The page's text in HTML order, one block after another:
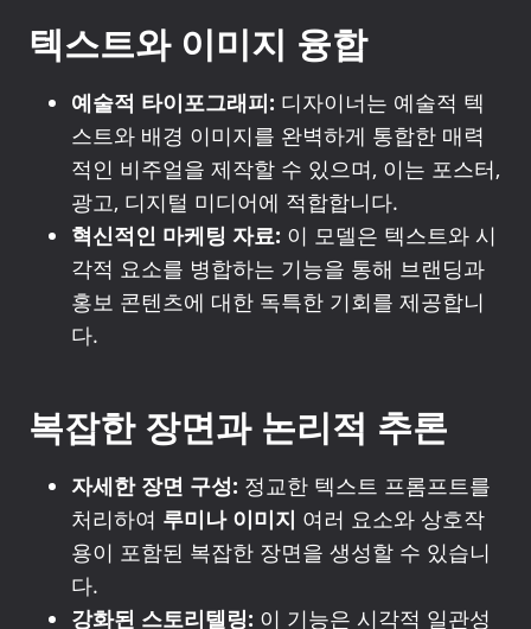
텍스트와 이미지 융합
예술적 타이포그래피: 디자이너는 예술적 텍
스트와 배경 이미지를 완벽하게 통합한 매력
적인 비주얼을 제작할 수 있으며, 이는 포스터,
광고, 디지털 미디어에 적합합니다.
혁신적인 마케팅 자료: 이 모델은 텍스트와 시
각적 요소를 병합하는 기능을 통해 브랜딩과
홍보 콘텐츠에 대한 독특한 기회를 제공합니
다.
복잡한 장면과 논리적 추론
자세한 장면 구성: 정교한 텍스트 프롬프트를
처리하여 루미나 이미지 여러 요소와 상호작
용이 포함된 복잡한 장면을 생성할 수 있습니
다.
강화된 스토리텔링: 이 기능은 시각적 일관성